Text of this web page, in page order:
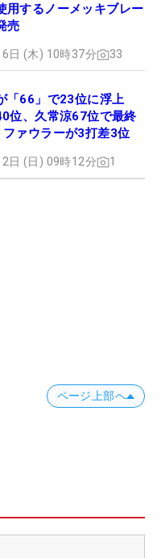
用するノーメッキブレー
売
日 (木) 10時37分 33
「66」で23位に浮上
位、久常涼67位で最終
ァウラーが3打差3位
日 (日) 09時12分 1
ページ上部へ